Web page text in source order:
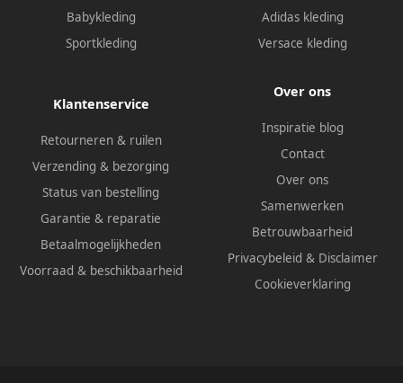
Babykleding
Sportkleding
Adidas kleding
Versace kleding
Klantenservice
Retourneren & ruilen
Verzending & bezorging
Status van bestelling
Garantie & reparatie
Betaalmogelijkheden
Voorraad & beschikbaarheid
Over ons
Inspiratie blog
Contact
Over ons
Samenwerken
Betrouwbaarheid
Privacybeleid & Disclaimer
Cookieverklaring